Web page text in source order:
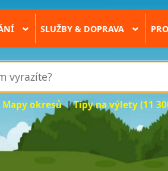
› SLUŽBY & DOPRAVA ›
Mapy okresů|Tipy na výlety (11